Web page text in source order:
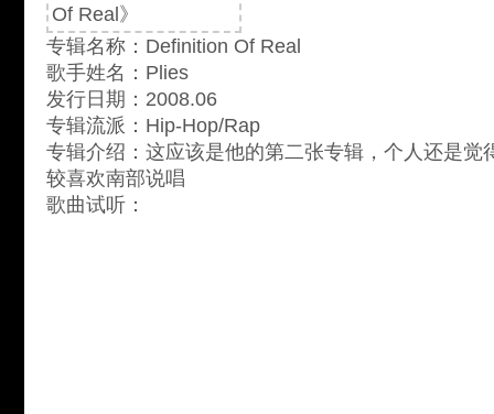
专辑名称：Definition Of Real
歌手姓名：Plies
发行日期：2008.06
专辑流派：Hip-Hop/Rap
专辑介绍：这应该是他的第二张专辑，个人还是觉
较喜欢南部说唱
歌曲试听：